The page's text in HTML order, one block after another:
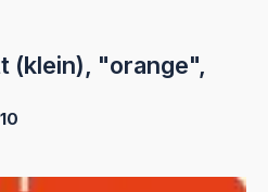
(klein), "orange",